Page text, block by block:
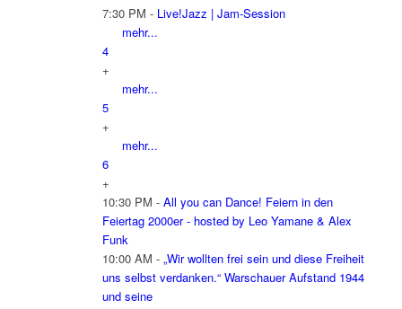
7:30 PM - Live!Jazz | Jam-Session
mehr...
4
+
mehr...
5
+
mehr...
6
+
10:30 PM - All you can Dance! Feiern in den
Feiertag 2000er - hosted by Leo Yamane & Alex
Funk
10:00 AM - „Wir wollten frei sein und diese Freiheit
uns selbst verdanken.“ Warschauer Aufstand 1944
und seine